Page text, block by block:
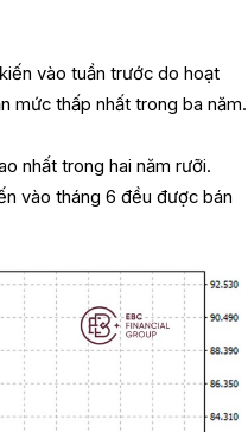
vào tuần trước do hoạt
mức thấp nhất trong ba năm.
nhất trong hai năm rưỡi.
vào tháng 6 đều được bán